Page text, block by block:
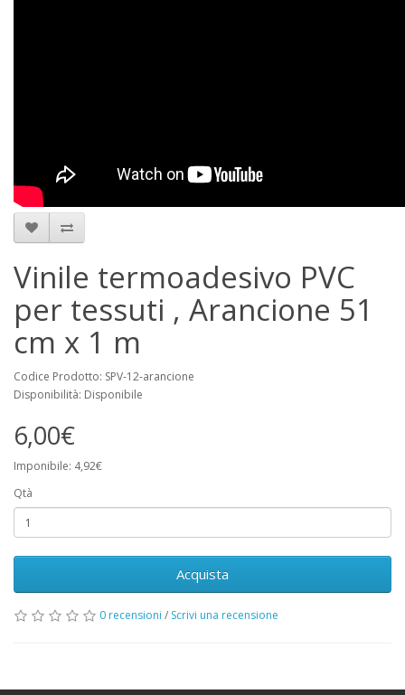
Vinile termoadesivo PVC
per tessuti , Arancione 51
cm x 1 m
Codice Prodotto: SPV-12-arancione
Disponibilità: Disponibile
6,00€
Imponibile: 4,92€
Qtà
Acquista
0 recensioni / Scrivi una recensione